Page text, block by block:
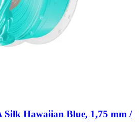
Silk Hawaiian Blue, 1,75 mm /